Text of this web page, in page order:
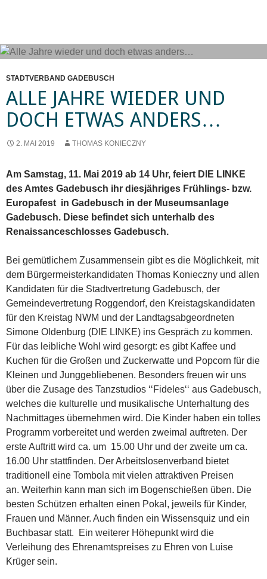
STADTVERBAND GADEBUSCH
ALLE JAHRE WIEDER UND
DOCH ETWAS ANDERS…
2. MAI 2019 THOMAS KONIECZNY
Am Samstag, 11. Mai 2019 ab 14 Uhr, feiert DIE LINKE
des Amtes Gadebusch ihr diesjähriges Frühlings- bzw.
Europafest in Gadebusch in der Museumsanlage
Gadebusch. Diese befindet sich unterhalb des
Renaissanceschlosses Gadebusch.
Bei gemütlichem Zusammensein gibt es die Möglichkeit, mit
dem Bürgermeisterkandidaten Thomas Konieczny und allen
Kandidaten für die Stadtvertretung Gadebusch, der
Gemeindevertretung Roggendorf, den Kreistagskandidaten
für den Kreistag NWM und der Landtagsabgeordneten
Simone Oldenburg (DIE LINKE) ins Gespräch zu kommen.
Für das leibliche Wohl wird gesorgt: es gibt Kaffee und
Kuchen für die Großen und Zuckerwatte und Popcorn für die
Kleinen und Junggebliebenen. Besonders freuen wir uns
über die Zusage des Tanzstudios ‘‘Fideles‘‘ aus Gadebusch,
welches die kulturelle und musikalische Unterhaltung des
Nachmittages übernehmen wird. Die Kinder haben ein tolles
Programm vorbereitet und werden zweimal auftreten. Der
erste Auftritt wird ca. um 15.00 Uhr und der zweite um ca.
16.00 Uhr stattfinden. Der Arbeitslosenverband bietet
traditionell eine Tombola mit vielen attraktiven Preisen
an. Weiterhin kann man sich im Bogenschießen üben. Die
besten Schützen erhalten einen Pokal, jeweils für Kinder,
Frauen und Männer. Auch finden ein Wissensquiz und ein
Buchbasar statt. Ein weiterer Höhepunkt wird die
Verleihung des Ehrenamtspreises zu Ehren von Luise
Krüger sein.